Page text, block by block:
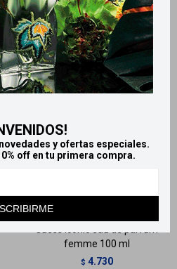
y ofertas especiales.
off en tu primera compra.
Llega en2 HS
femme 100 ml
$ 4.730